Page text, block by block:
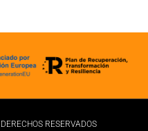
RESERVADOS